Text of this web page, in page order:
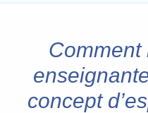
Comment
concept